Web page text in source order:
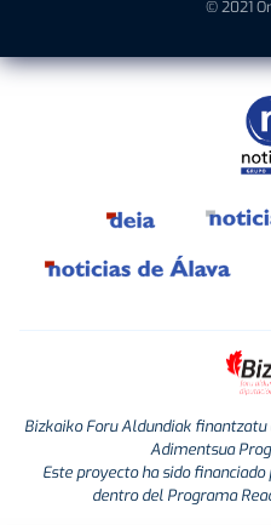
© 2021
Bizkaiko Foru Aldundiak
Adimentsua
Este proyecto ha sido
dentro del Programa